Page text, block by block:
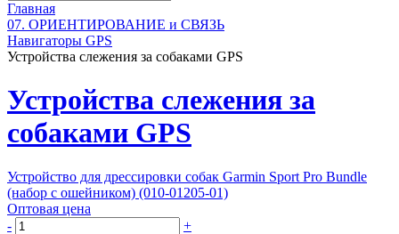
Главная
07. ОРИЕНТИРОВАНИЕ и СВЯЗЬ
Навигаторы GPS
Устройства слежения за собаками GPS
Устройства слежения за
собаками GPS
Устройство для дрессировки собак Garmin Sport Pro Bundle
(набор с ошейником) (010-01205-01)
Оптовая цена
-
+